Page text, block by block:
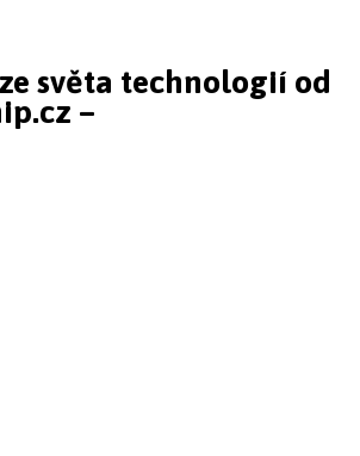
světa technologií od
–